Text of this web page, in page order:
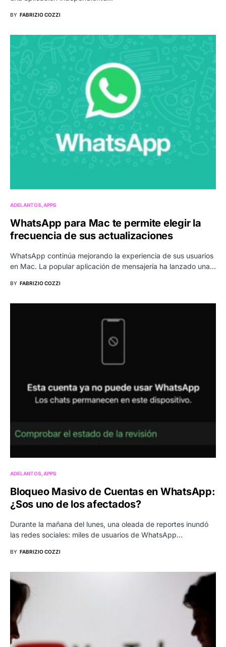
BY FABRIZIO COZZI
ADELANTOS APPS
WhatsApp para Mac te permite elegir la
frecuencia de sus actualizaciones
WhatsApp continúa mejorando la experiencia de sus usuarios
en Mac. La popular aplicación de mensajería ha lanzado una…
BY FABRIZIO COZZI
ADELANTOS APPS
Bloqueo Masivo de Cuentas en WhatsApp:
¿Sos uno de los afectados?
Durante la mañana del lunes, una oleada de reportes inundó
las redes sociales: miles de usuarios de WhatsApp…
BY FABRIZIO COZZI